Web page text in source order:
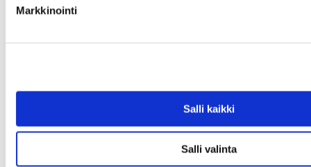
Markkinointi
Salli kaikki
Salli valinta